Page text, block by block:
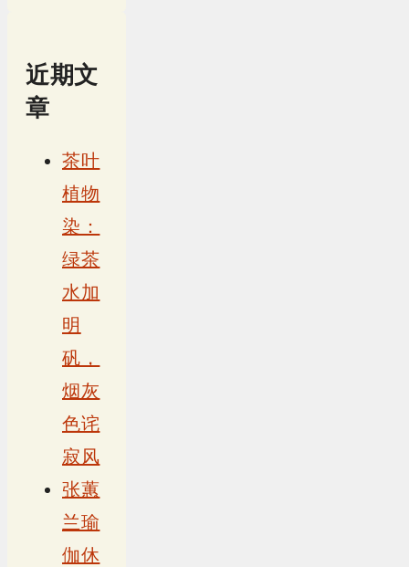
近期文
章
茶叶
植物
染：
绿茶
水加
明
矾，
烟灰
色诧
寂风
张蕙
兰瑜
伽休